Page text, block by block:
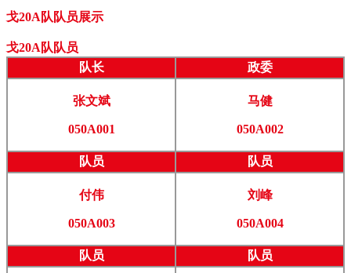
戈20A队队员展示
戈20A队队员
队长 政委
张文斌
050A001
马健
050A002
队员 队员
付伟
050A003
刘峰
050A004
队员 队员